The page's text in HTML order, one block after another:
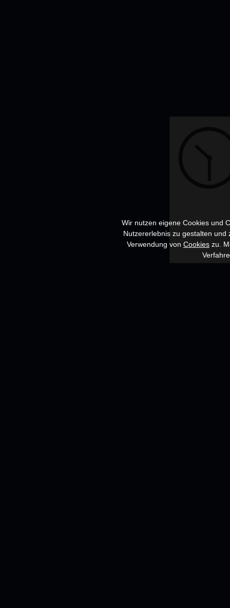
Wir nutzen eigene Cookies und
Nutzererlebnis zu gestalten
Verwendung von Cookies zu.